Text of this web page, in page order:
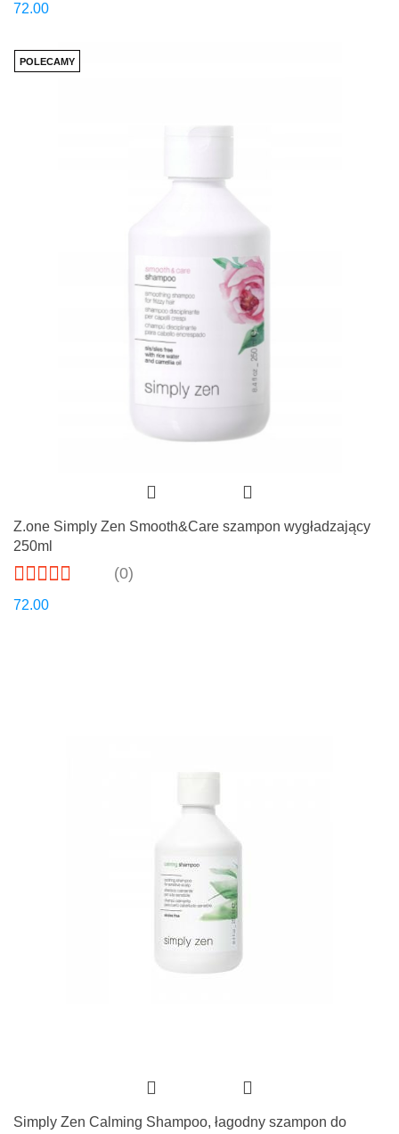
72.00
POLECAMY
Z.one Simply Zen Smooth&Care szampon wygładzający
250ml
(0)
72.00
Simply Zen Calming Shampoo, łagodny szampon do